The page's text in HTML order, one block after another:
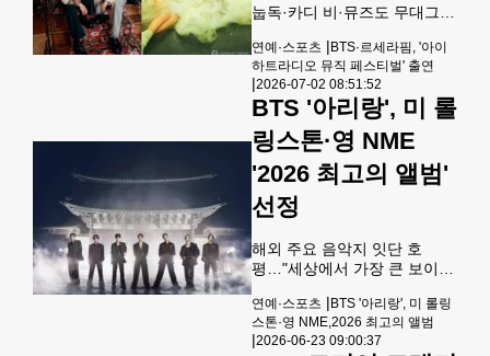
러리 트레일'은 월드투어 런던
공연을 계기로 열린 오프라인
이벤트 'BTS 더 시티 아리랑-
런던'(BTS THE CITY
ARIRANG-LONDON)
눕독·카디 비·뮤즈도 무대그룹
르세라핌(우)[빅히트뮤직·쏘스
뮤직 제공. 재판매 및 DB 금
지] 그룹 방탄소년단(BTS)과
걸그룹 르세라핌이 미국 음악
축제 '2026 아이하트라디오 뮤
직 페스티벌'에 출연한다.2일
아이하트라디오 홈페이지에
따르면 오는 9월 18∼19일 미
국 라스베이거스 티모바일 아
에 스눕독, 카디 비, 뮤즈, 위저
등의 스타들과 함께 방탄소년
다.'아이하트라디오 뮤직 페스
티벌'은 미국 온라인
연예·스포츠 |BTS·르세라핌, '아이
하트라디오 뮤직 페스티벌' 출연
|2026-07-02 08:51:52
BTS '아리랑', 미 롤
링스톤·영 NME
'2026 최고의 앨범'
선정
해외 주요 음악지 잇단 호
평…"세상에서 가장 큰 보이밴
히트 뮤직 제공. 재판매 및 DB
금지] 그룹 방탄소년단(BTS)
의 정규 5집 '아리
연예·스포츠 |BTS '아리랑', 미 롤링
스톤·영 NME,2026 최고의 앨범
|2026-06-23 09:00:37